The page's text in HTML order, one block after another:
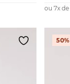
ou 7x de
50%